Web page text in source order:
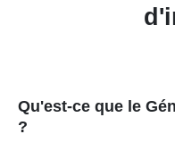
Qu'est-ce que le
?